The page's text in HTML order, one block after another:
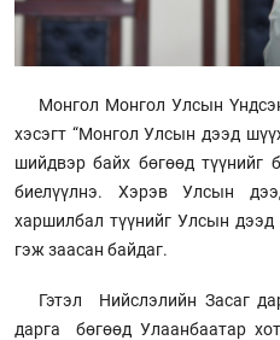
Монгол Монгол Улсын
хэсэгт “Монгол Улсын дээд
шийдвэр байх бөгөөд түүнийг
биелүүлнэ. Хэрэв Улсын
харшилбал түүнийг Улсын дээд
гэж заасан байдаг.
Гэтэл Нийслэлийн Засаг
дарга бөгөөд Улаанбаатар